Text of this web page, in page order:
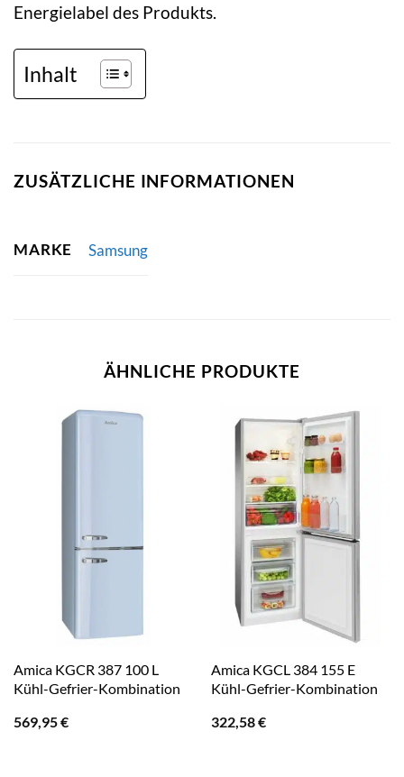
Energielabel des Produkts.
Inhalt
ZUSÄTZLICHE INFORMATIONEN
MARKE Samsung
ÄHNLICHE PRODUKTE
Amica KGCR 387 100 L
Kühl-Gefrier-Kombination
569,95€
Amica KGCL 384 155 E
Kühl-Gefrier-Kombination
322,58€